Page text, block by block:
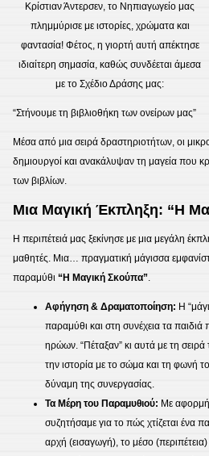
Κρίστιαν Άντερσεν, το Νηπιαγωγείο μας
πλημμύρισε με ιστορίες, χρώματα και
φαντασία! Φέτος, η γιορτή αυτή απέκτησε
ιδιαίτερη σημασία, καθώς συνδέεται άμεσα
με το Σχέδιο Δράσης μας:
“Στήνουμε τη βιβλιοθήκη των ονείρων μας”
Μέσα από μια σειρά δραστηριοτήτων, οι
δημιουργοί και ανακάλυψαν τη μαγεία που
των βιβλίων.
Μια Μαγική Έκπληξη: “Η
​Η περιπέτειά μας ξεκίνησε με μια μεγάλη
μαθητές. Μια… πραγματική μάγισσα
παραμύθι “Η Μαγική Σκούπα”.
Αφήγηση & Δραματοποίηση: Η
παραμύθι και στη συνέχεια τα
ηρώων. “Πέταξαν” κι αυτά με τη
την ιστορία με το σώμα και τη φωνή
δύναμη της συνεργασίας.
Τα Μέρη του Παραμυθιού: Με αφορμή
συζητήσαμε για το πώς χτίζεται ένα
αρχή (εισαγωγή), το μέσο